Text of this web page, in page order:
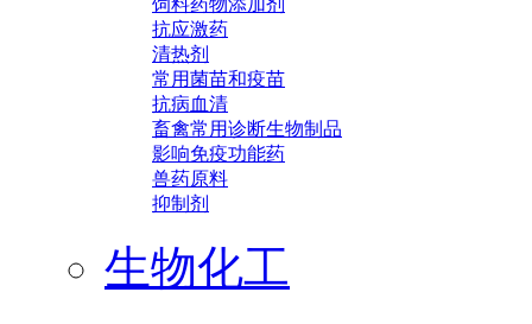
饲料药物添加剂
抗应激药
清热剂
常用菌苗和疫苗
抗病血清
畜禽常用诊断生物制品
影响免疫功能药
兽药原料
抑制剂
生物化工